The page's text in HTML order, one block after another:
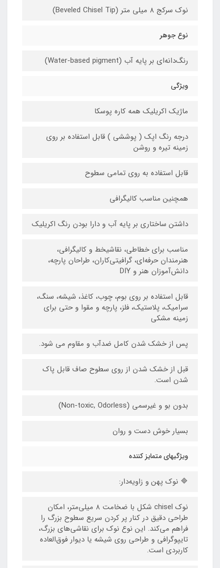
نوک سرکج 8 میلی متر (Beveled Chisel Tip)
نوع جوهر
رنگ‌دانه‌ای بر پایه آب (Water-based pigment)
ویژگی
ماژیک اکریلیک همه کاره پوسکا
درجه رنگ اپک ( پوششی ) قابل استفاده بر روی
زمینه تیره و روشن
قابل استفاده به روی تمامی سطوح
همچنین مناسب کالیگرافی
داشتن ساختاری بر پایه آب و دارا بودن رنگ اکریلیک
مناسب برای خطاطی، نقاشیخط و کالیگرافی،
هنرمندان حرفه‌ای، گرافیتی‌کاران، طراحان پارچه،
دانش‌آموزان هنر و DIY
قابل استفاده بر روی بوم، چوب، کاغذ، شیشه، سنگ،
سرامیک، پلاستیک، فلز، پارچه و مقوا و حتی برای
زمینه مشکی
پس از خشک شدن کامل ضدآب و مقاوم می شود.
قبل از خشک شدن از روی سطوح صاف قابل پاک
شدن است.
بدون بو و غیرسمی (Non-toxic, Odorless)
بسیار خوش دست و روان
ویژگیهای متمایز کننده
🔷 نوک پهن و زاویه‌دار:
نوک chisel شکل با ضخامت ۸ میلی‌متر، امکان
طراحی دقیق در کنار پر کردن سریع سطوح بزرگ را
فراهم می‌کند. این نوع نوک برای نقاشی‌های بزرگ،
تایپوگرافی و طراحی روی شیشه یا دیوار فوق‌العاده
کاربردی است.